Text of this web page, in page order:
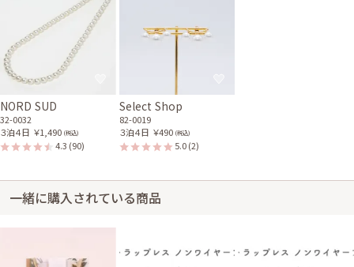
NORD SUD
32-0032
３泊４日 ￥1,490 (税込)
4.3 (90)
Select Shop
82-0019
３泊４日 ￥490 (税込)
5.0(2)
一緒に購入されている商品